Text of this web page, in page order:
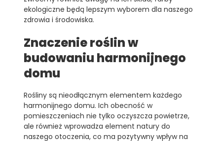
ekologiczne będą lepszym wyborem dla naszego
zdrowia i środowiska.
Znaczenie roślin w
budowaniu harmonijnego
domu
Rośliny są nieodłącznym elementem każdego
harmonijnego domu. Ich obecność w
pomieszczeniach nie tylko oczyszcza powietrze,
ale również wprowadza element natury do
naszego otoczenia, co ma pozytywny wpływ na